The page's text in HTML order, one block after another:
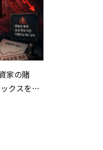
家の賭
クスを巡